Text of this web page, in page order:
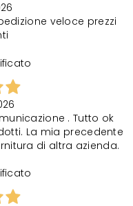
veloce prezzi
. Tutto ok
La mia precedente
di altra azienda.